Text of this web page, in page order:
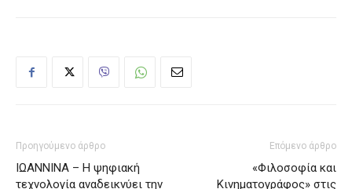
Προηγούμενο άρθρο
ΙΩΑΝΝΙΝΑ – Η ψηφιακή
τεχνολογία αναδεικνύει την
Επόμενο άρθρο
«Φιλοσοφία και
Κινηματογράφος» στις